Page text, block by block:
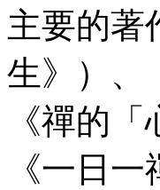
主要的著
生》）、
《禪的
《一日